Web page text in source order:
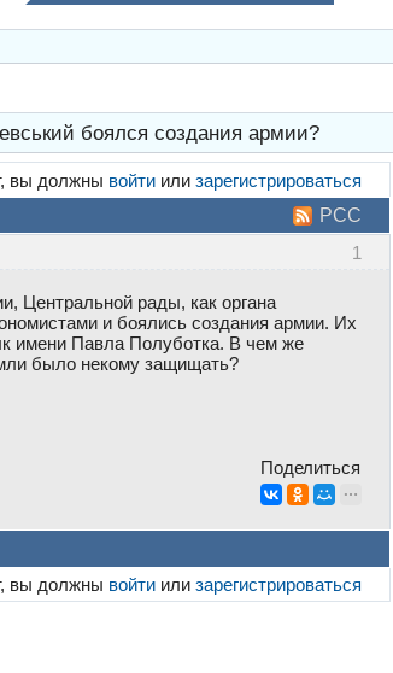
боялся создания армии?
вы должны войти илизарегистрироваться
РСС
1
Центральной рады, как органа
и боялись создания армии. Их
имени Павла Полуботка. В чем же
было некому защищать?
Поделиться
вы должны войти илизарегистрироваться